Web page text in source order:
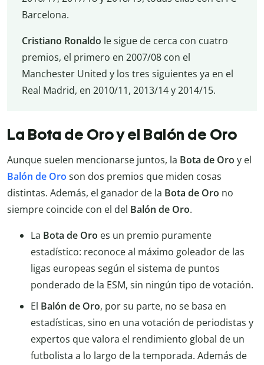
Barcelona.
Cristiano Ronaldo le sigue de cerca con cuatro
premios, el primero en 2007/08 con el
Manchester United y los tres siguientes ya en el
Real Madrid, en 2010/11, 2013/14 y 2014/15.
La Bota de Oro y el Balón de Oro
Aunque suelen mencionarse juntos, la Bota de Oro y el
Balón de Oro son dos premios que miden cosas
distintas. Además, el ganador de la Bota de Oro no
siempre coincide con el del Balón de Oro.
La Bota de Oro es un premio puramente
estadístico: reconoce al máximo goleador de las
ligas europeas según el sistema de puntos
ponderado de la ESM, sin ningún tipo de votación.
El Balón de Oro, por su parte, no se basa en
estadísticas, sino en una votación de periodistas y
expertos que valora el rendimiento global de un
futbolista a lo largo de la temporada. Además de